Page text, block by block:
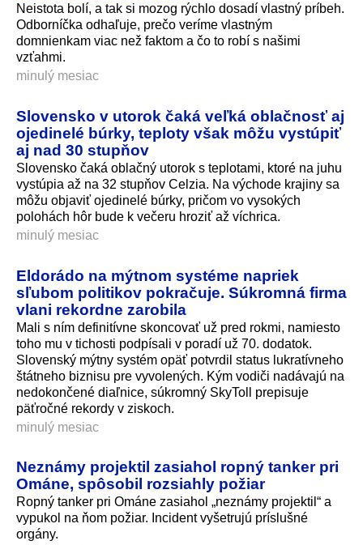
Neistota bolí, a tak si mozog rýchlo dosadí vlastný príbeh.
Odborníčka odhaľuje, prečo veríme vlastným
domnienkam viac než faktom a čo to robí s našimi
vzťahmi.
minulý mesiac
Slovensko v utorok čaká veľká oblačnosť aj
ojedinelé búrky, teploty však môžu vystúpiť
aj nad 30 stupňov
Slovensko čaká oblačný utorok s teplotami, ktoré na juhu
vystúpia až na 32 stupňov Celzia. Na východe krajiny sa
môžu objaviť ojedinelé búrky, pričom vo vysokých
polohách hôr bude k večeru hroziť až víchrica.
minulý mesiac
Eldorádo na mýtnom systéme napriek
sľubom politikov pokračuje. Súkromná firma
vlani rekordne zarobila
Mali s ním definitívne skoncovať už pred rokmi, namiesto
toho mu v tichosti podpísali v poradí už 70. dodatok.
Slovenský mýtny systém opäť potvrdil status lukratívneho
štátneho biznisu pre vyvolených. Kým vodiči nadávajú na
nedokončené diaľnice, súkromný SkyToll prepisuje
päťročné rekordy v ziskoch.
minulý mesiac
Neznámy projektil zasiahol ropný tanker pri
Ománe, spôsobil rozsiahly požiar
Ropný tanker pri Ománe zasiahol „neznámy projektil“ a
vypukol na ňom požiar. Incident vyšetrujú príslušné
orgány.